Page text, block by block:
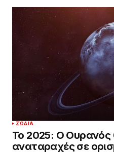
ΖΏΔΙΑ
Το 2025: Ο Ουρανός
αναταραχές σε